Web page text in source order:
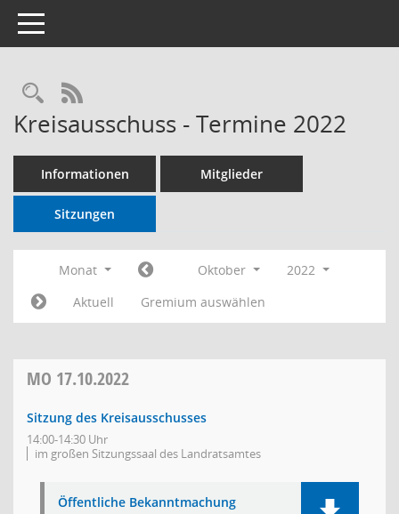
Toggle navigation
RSS-Feed
Kreisausschuss - Termine 2022
Informationen Mitglieder
Sitzungen
Monat Oktober
2022
Aktuell
Gremium auswählen
MO 17.10.2022
Sitzung des Kreisausschusses
14:00-14:30 Uhr
im großen Sitzungssaal des Landratsamtes
Öffentliche Bekanntmachung